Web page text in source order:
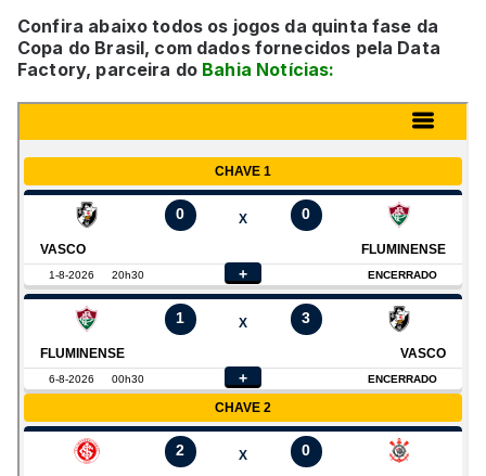
Confira abaixo todos os jogos da quinta fase da
Copa do Brasil, com dados fornecidos pela Data
Factory, parceira do Bahia Notícias: